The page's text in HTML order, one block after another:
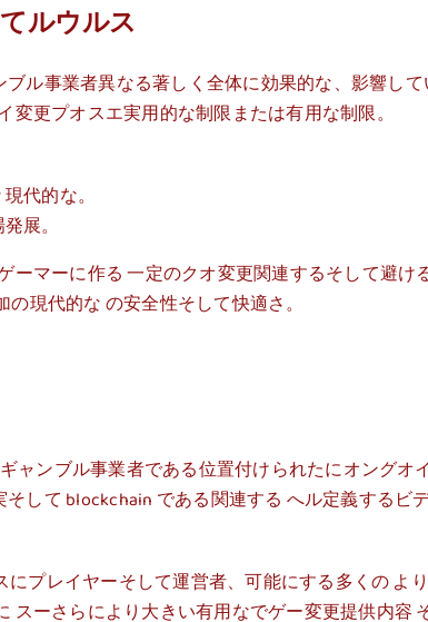
ルウルス
ル事業者異なる著しく全体に効果的な、影響し
更プオスエ実用的な制限または有用な制限。
代的な。
展。
マーに作る 一定のクオ変更関連するそして避
現代的な の安全性そして快適さ。
ャンブル事業者である位置付けられたにオング
して blockchain である関連する へル定義する
プレイヤーそして運営者、可能にする多くの
ーさらにより大きい有用なでゲー変更提供内容